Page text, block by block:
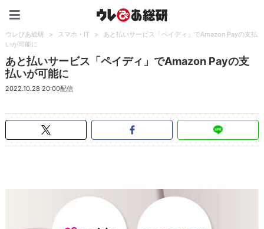
ウレぴあ総研 > スマホ・IT >
あと払いサービス「ペイディ」でAmazon Payの支払
いが可能に
あと払いサービス「ペイディ」でAmazon Payの支
払いが可能に
2022.10.28 20:00配信